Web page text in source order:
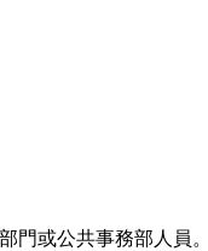
門或公共事務部人員